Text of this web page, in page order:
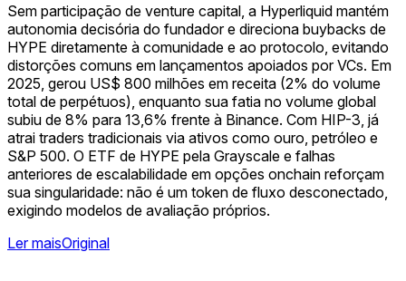
Sem participação de venture capital, a Hyperliquid mantém
autonomia decisória do fundador e direciona buybacks de
HYPE diretamente à comunidade e ao protocolo, evitando
distorções comuns em lançamentos apoiados por VCs. Em
2025, gerou US$ 800 milhões em receita (2% do volume
total de perpétuos), enquanto sua fatia no volume global
subiu de 8% para 13,6% frente à Binance. Com HIP-3, já
atrai traders tradicionais via ativos como ouro, petróleo e
S&P 500. O ETF de HYPE pela Grayscale e falhas
anteriores de escalabilidade em opções onchain reforçam
sua singularidade: não é um token de fluxo desconectado,
exigindo modelos de avaliação próprios.
Ler maisOriginal